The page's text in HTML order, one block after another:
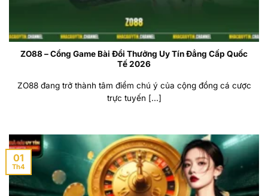
ZO88 – Cổng Game Bài Đổi Thưởng Uy Tín Đẳng Cấp Quốc
Tế 2026
ZO88 đang trở thành tâm điểm chú ý của cộng đồng cá cược
trực tuyến [...]
01
Th4